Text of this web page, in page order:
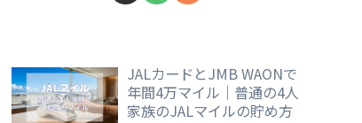
JALカードとJMB WAONで
年間4万マイル｜普通の4人
家族のJALマイルの貯め方